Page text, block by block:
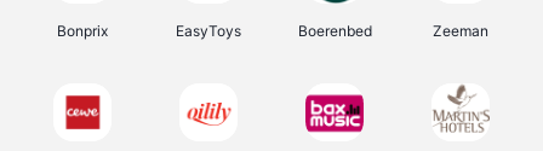
Bonprix EasyToys Boerenbed Zeeman